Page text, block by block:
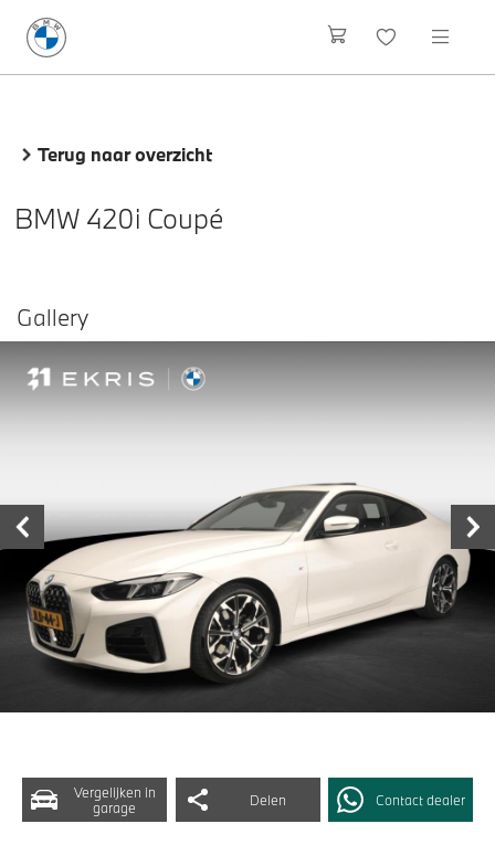
Terug naar overzicht
BMW 420i Coupé
Vergelijken in
garage
Delen Contact dealer
Gallery